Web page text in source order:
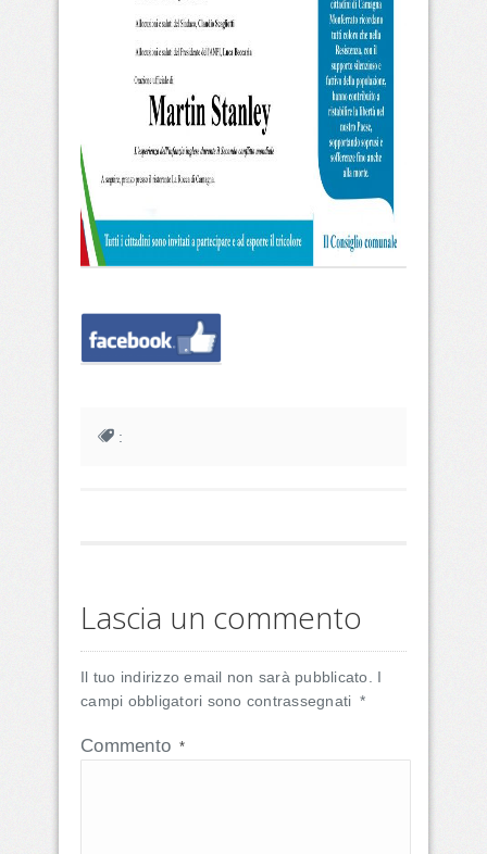
:
Lascia un commento
Il tuo indirizzo email non sarà pubblicato.
I
campi obbligatori sono contrassegnati *
Commento *